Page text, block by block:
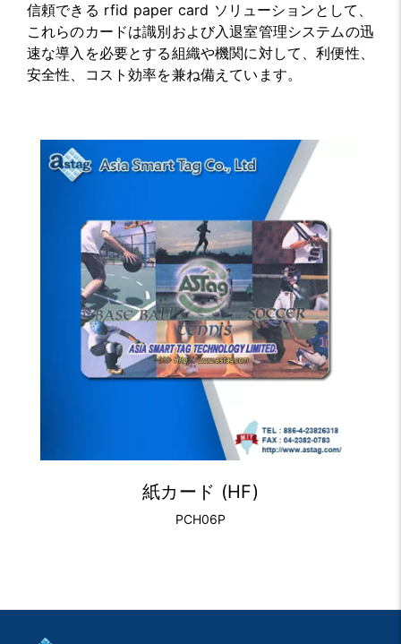
信頼できる rfid paper card ソリューションとして、
これらのカードは識別および入退室管理システムの迅
速な導入を必要とする組織や機関に対して、利便性、
安全性、コスト効率を兼ね備えています。
紙カード (HF)
PCH06P